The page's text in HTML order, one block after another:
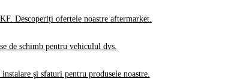
Descoperiți ofertele noastre aftermarket.
de schimb pentru vehiculul dvs.
și sfaturi pentru produsele noastre.